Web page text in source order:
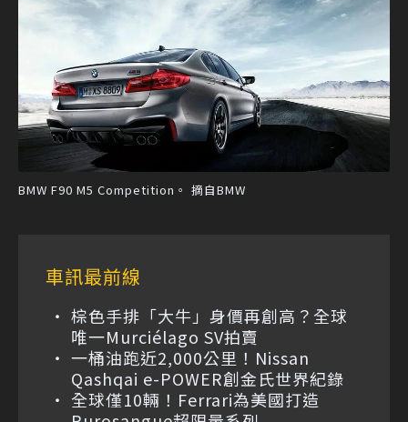
BMW F90 M5 Competition。 摘自BMW
車訊最前線
棕色手排「大牛」身價再創高？全球
唯一Murciélago SV拍賣
一桶油跑近2,000公里！Nissan
Qashqai e-POWER創金氏世界紀錄
全球僅10輛！Ferrari為美國打造